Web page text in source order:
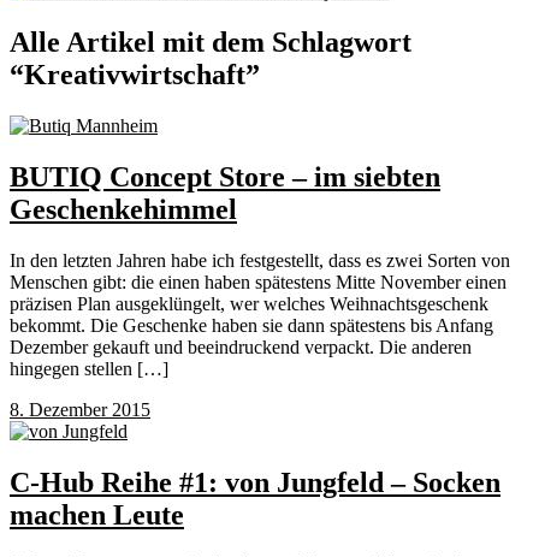
Alle Artikel mit dem Schlagwort
“Kreativwirtschaft”
BUTIQ Concept Store – im siebten
Geschenkehimmel
In den letzten Jahren habe ich festgestellt, dass es zwei Sorten von
Menschen gibt: die einen haben spätestens Mitte November einen
präzisen Plan ausgeklüngelt, wer welches Weihnachtsgeschenk
bekommt. Die Geschenke haben sie dann spätestens bis Anfang
Dezember gekauft und beeindruckend verpackt. Die anderen
hingegen stellen […]
8. Dezember 2015
C-Hub Reihe #1: von Jungfeld – Socken
machen Leute